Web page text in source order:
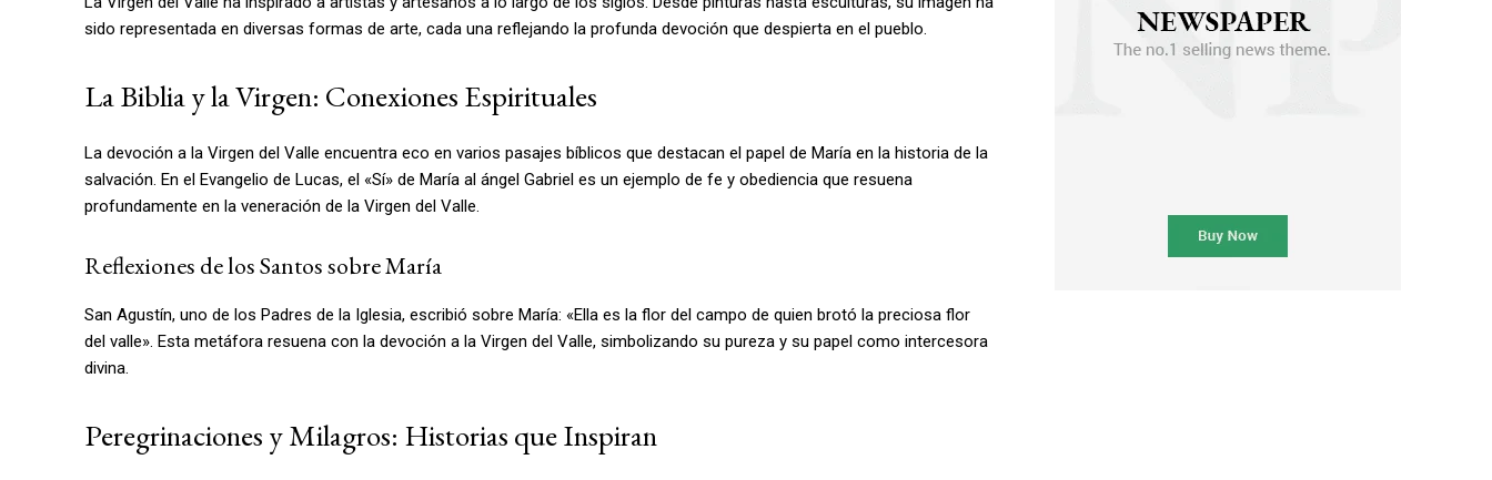
sido representada en diversas formas de arte, cada una reflejando la profunda devoción que despierta en el pueblo.
La Biblia y la Virgen: Conexiones Espirituales
La devoción a la Virgen del Valle encuentra eco en varios pasajes bíblicos que destacan el papel de María en la historia de la
salvación. En el Evangelio de Lucas, el «Sí» de María al ángel Gabriel es un ejemplo de fe y obediencia que resuena
profundamente en la veneración de la Virgen del Valle.
Reflexiones de los Santos sobre María
San Agustín, uno de los Padres de la Iglesia, escribió sobre María: «Ella es la flor del campo de quien brotó la preciosa flor
del valle». Esta metáfora resuena con la devoción a la Virgen del Valle, simbolizando su pureza y su papel como intercesora
divina.
Peregrinaciones y Milagros: Historias que Inspiran